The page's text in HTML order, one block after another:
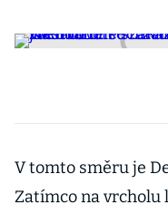
V tomto směru je
Zatímco na vrcholu